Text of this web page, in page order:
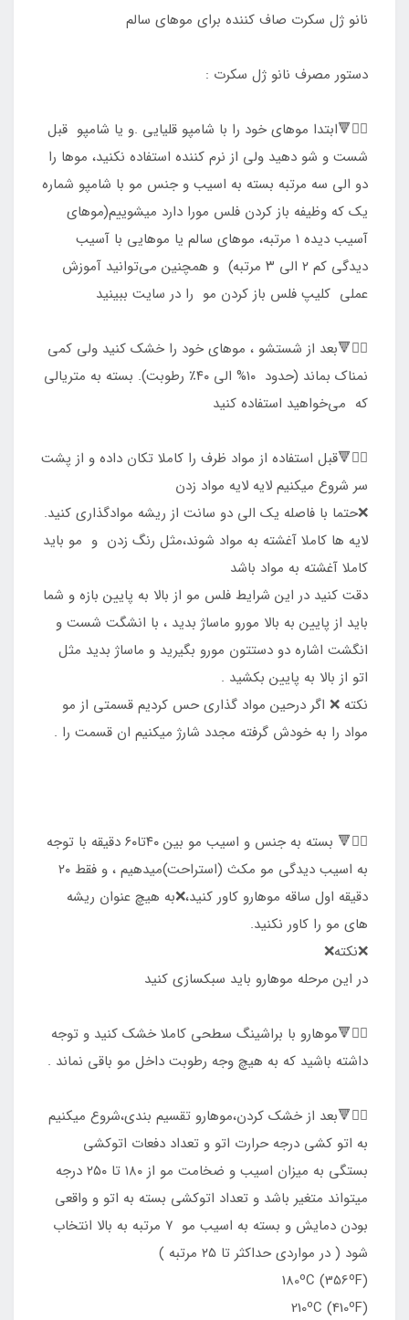
نانو ژل سکرت صاف کننده برای موهای سالم
دستور مصرف نانو ژل سکرت :
۱️⃣🔻ابتدا موهای خود را با شامپو قلیایی .و یا شامپو قبل
شست و شو دهید ولی از نرم کننده استفاده نکنید، موها را
دو الی سه مرتبه بسته به اسیب و جنس مو با شامپو شماره
یک که وظیفه باز کردن فلس مورا دارد میشوییم(موهای
آسیب دیده ۱ مرتبه، موهای سالم یا موهایی با آسیب
دیدگی کم ۲ الی ۳ مرتبه) و همچنین می‌توانید آموزش
عملی کلیپ فلس باز کردن مو را در سایت ببینید
۲️⃣🔻بعد از شستشو ، موهای خود را خشک کنید ولی کمی
نمناک بماند (حدود ۱۰% الی ۴۰٪ رطوبت). بسته به متریالی
که می‌خواهید استفاده کنید
۳️⃣🔻قبل استفاده از مواد ظرف را کاملا تکان داده و از پشت
سر شروع میکنیم لایه لایه مواد زدن
❌حتما با فاصله یک الی دو سانت از ریشه موادگذاری کنید.
لایه ها کاملا آغشته به مواد شوند،مثل رنگ زدن و مو باید
کاملا آغشته به مواد باشد
دقت کنید در این شرایط فلس مو از بالا به پایین بازه و شما
باید از پایین به بالا مورو ماساژ بدید ، با انشگت شست و
انگشت اشاره دو دستتون مورو بگیرید و ماساژ بدید مثل
اتو از بالا به پایین بکشید .
نکته ❌ اگر درحین مواد گذاری حس کردیم قسمتی از مو
مواد را به خودش گرفته مجدد شارژ میکنیم ان قسمت را .
۴️⃣🔻 بسته به جنس و اسیب مو بين ۴۰تا۶۰ دقیقه با توجه
به اسيب ديدگي مو مكث (استراحت)میدهیم ، و فقط ۲۰
دقیقه اول ساقه موهارو کاور کنید،❌به هیچ عنوان ریشه
های مو را کاور نکنید.
❌نکته❌
در این مرحله موهارو باید سبکسازی کنید
۵️⃣🔻موهارو با براشینگ سطحی کاملا خشک کنید و توجه
داشته باشید که به هیچ وجه رطوبت داخل مو باقی نماند .
۶️⃣🔻بعد از خشک کردن،موهارو تقسیم بندی،شروع ميكنيم
به اتو كشي درجه حرارت اتو و تعداد دفعات اتوکشی
بستگی به میزان اسیب و ضخامت مو از ۱۸۰ تا ۲۵۰ درجه
میتواند متغیر باشد و تعداد اتوکشی بسته به اتو و واقعی
بودن دمایش و بسته به اسیب مو ۷ مرتبه به بالا انتخاب
شود ( در مواردی حداکثر تا ۲۵ مرتبه )
180ºC (356ºF)
210ºC (410ºF)